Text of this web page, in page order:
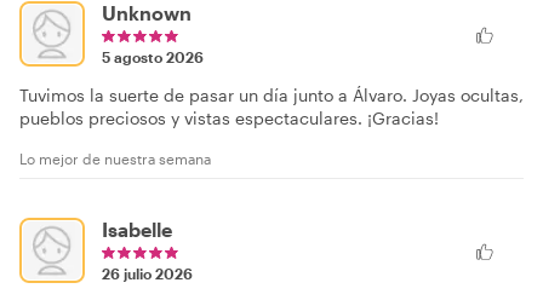
Unknown
5 agosto 2026
Tuvimos la suerte de pasar un día junto a Álvaro. Joyas ocultas,
pueblos preciosos y vistas espectaculares. ¡Gracias!
Lo mejor de nuestra semana
Isabelle
26 julio 2026